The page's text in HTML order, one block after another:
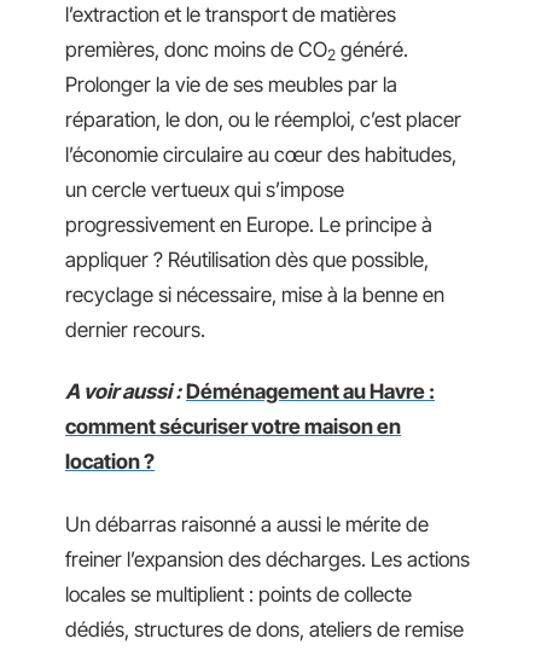
l’extraction et le transport de matières
premières, donc moins de CO2 généré.
Prolonger la vie de ses meubles par la
réparation, le don, ou le réemploi, c’est placer
l’économie circulaire au cœur des habitudes,
un cercle vertueux qui s’impose
progressivement en Europe. Le principe à
appliquer ? Réutilisation dès que possible,
recyclage si nécessaire, mise à la benne en
dernier recours.
A voir aussi : Déménagement au Havre :
comment sécuriser votre maison en
location ?
Un débarras raisonné a aussi le mérite de
freiner l’expansion des décharges. Les actions
locales se multiplient : points de collecte
dédiés, structures de dons, ateliers de remise